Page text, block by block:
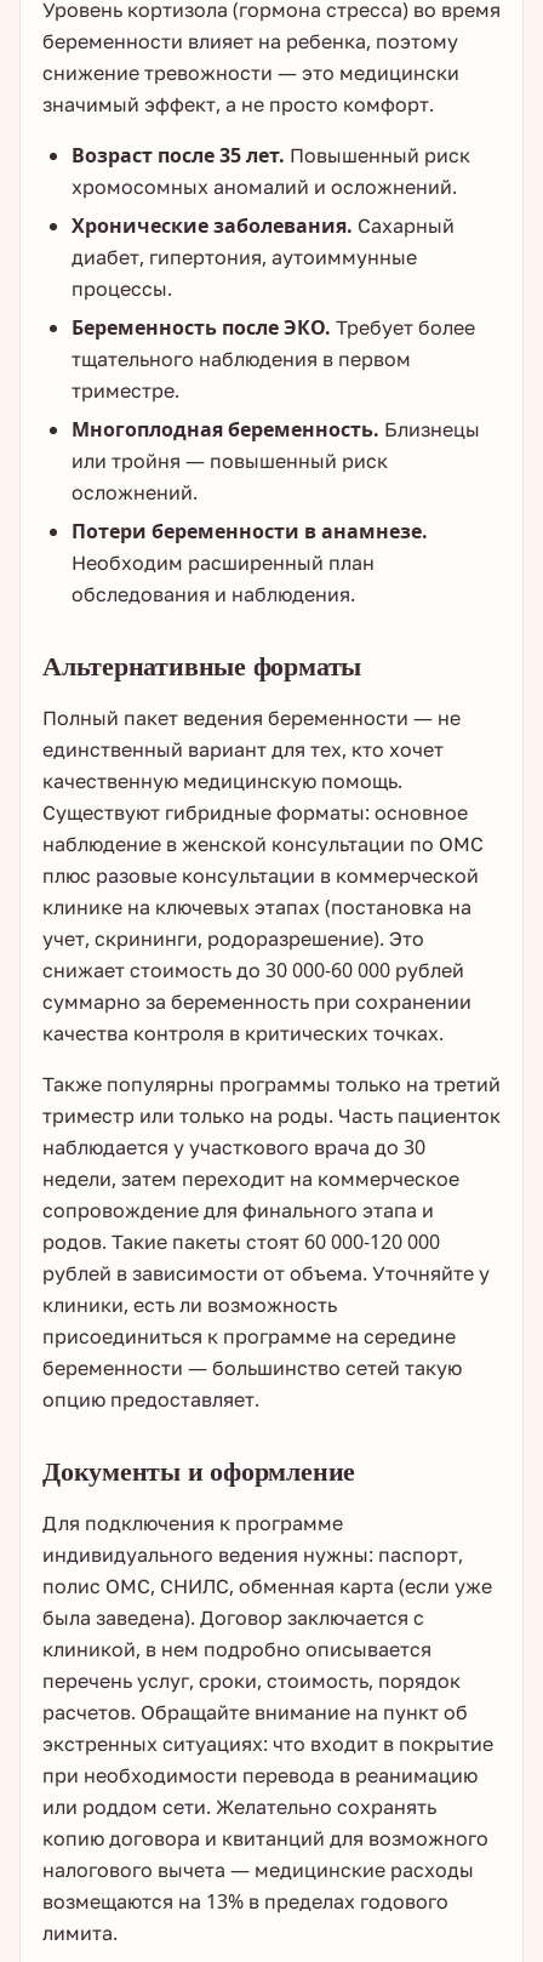
Уровень кортизола (гормона стресса) во время
беременности влияет на ребенка, поэтому
снижение тревожности — это медицински
значимый эффект, а не просто комфорт.
Возраст после 35 лет. Повышенный риск
хромосомных аномалий и осложнений.
Хронические заболевания. Сахарный
диабет, гипертония, аутоиммунные
процессы.
Беременность после ЭКО. Требует более
тщательного наблюдения в первом
триместре.
Многоплодная беременность. Близнецы
или тройня — повышенный риск
осложнений.
Потери беременности в анамнезе.
Необходим расширенный план
обследования и наблюдения.
Альтернативные форматы
Полный пакет ведения беременности — не
единственный вариант для тех, кто хочет
качественную медицинскую помощь.
Существуют гибридные форматы: основное
наблюдение в женской консультации по ОМС
плюс разовые консультации в коммерческой
клинике на ключевых этапах (постановка на
учет, скрининги, родоразрешение). Это
снижает стоимость до 30 000-60 000 рублей
суммарно за беременность при сохранении
качества контроля в критических точках.
Также популярны программы только на третий
триместр или только на роды. Часть пациенток
наблюдается у участкового врача до 30
недели, затем переходит на коммерческое
сопровождение для финального этапа и
родов. Такие пакеты стоят 60 000-120 000
рублей в зависимости от объема. Уточняйте у
клиники, есть ли возможность
присоединиться к программе на середине
беременности — большинство сетей такую
опцию предоставляет.
Документы и оформление
Для подключения к программе
индивидуального ведения нужны: паспорт,
полис ОМС, СНИЛС, обменная карта (если уже
была заведена). Договор заключается с
клиникой, в нем подробно описывается
перечень услуг, сроки, стоимость, порядок
расчетов. Обращайте внимание на пункт об
экстренных ситуациях: что входит в покрытие
при необходимости перевода в реанимацию
или роддом сети. Желательно сохранять
копию договора и квитанций для возможного
налогового вычета — медицинские расходы
возмещаются на 13% в пределах годового
лимита.